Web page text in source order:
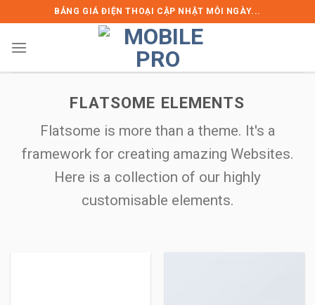
to
content
BẢNG GIÁ ĐIỆN THOẠI CẬP NHẬT MỖI NGÀY...
FLATSOME ELEMENTS
Flatsome is more than a theme. It's a
framework for creating amazing Websites.
Here is a collection of our highly
customisable elements.